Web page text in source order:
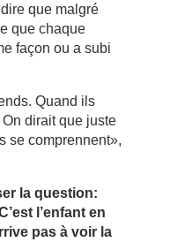
que malgré
que chaque
façon ou a subi
Quand ils
dirait que juste
se comprennent»,
la question:
l’enfant en
pas à voir la